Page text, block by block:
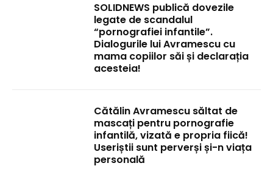
SOLIDNEWS publică dovezile
legate de scandalul
“pornografiei infantile”.
Dialogurile lui Avramescu cu
mama copiilor săi și declarația
acesteia!
Cătălin Avramescu săltat de
mascați pentru pornografie
infantilă, vizată e propria fiică!
Useriștii sunt perverși și-n viața
personală